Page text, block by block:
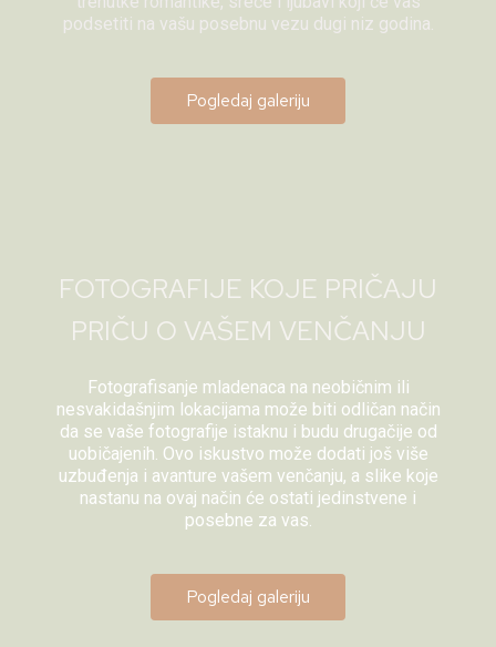
podsetiti na vašu posebnu vezu dugi niz godina.
Pogledaj galeriju
FOTOGRAFIJE KOJE PRIČAJU
PRIČU O VAŠEM VENČANJU
Fotografisanje mladenaca na neobičnim ili
nesvakidašnjim lokacijama može biti odličan način
da se vaše fotografije istaknu i budu drugačije od
uobičajenih. Ovo iskustvo može dodati još više
uzbuđenja i avanture vašem venčanju, a slike koje
nastanu na ovaj način će ostati jedinstvene i
posebne za vas.
Pogledaj galeriju